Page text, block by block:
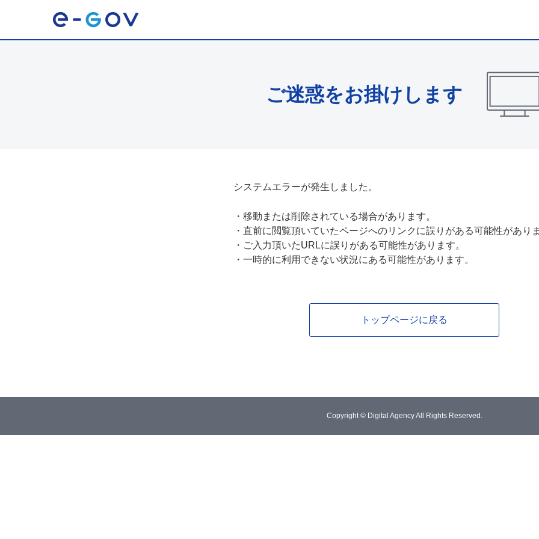
ご迷惑をお掛けします
システムエラーが発生しました。
・ 移動または削除されている場合があります。
・ 直前に閲覧頂いていたページへのリンクに誤りがある可能性があり
・ ご入力頂いたURLに誤りがある可能性があります。
・ 一時的に利用できない状況にある可能性があります。
トップページに戻る
Copyright © Digital Agency All Rights Reserved.